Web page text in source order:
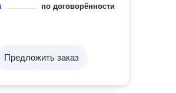
по договорённости
Предложить заказ